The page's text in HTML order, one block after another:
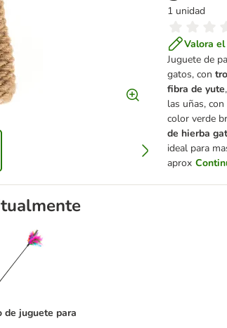
1 unidad
Valora
Juguete de
gatos, con
fibra de yute
las uñas,
color verde
de hierba
ideal para
aprox
de juguete para gatos
de juguete para